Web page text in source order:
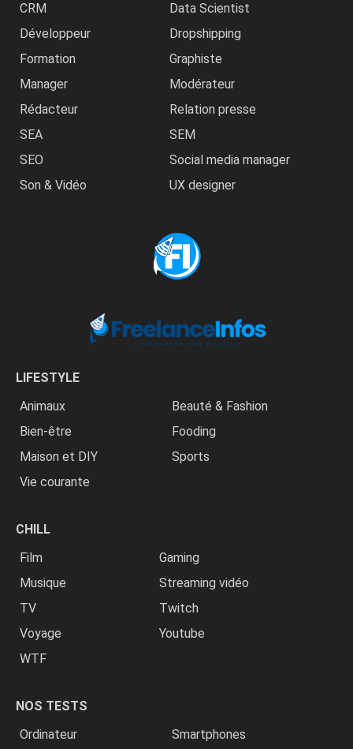
CRM
Data Scientist
Développeur
Dropshipping
Formation
Graphiste
Manager
Modérateur
Rédacteur
Relation presse
SEA
SEM
SEO
Social media manager
Son & Vidéo
UX designer
LIFESTYLE
Animaux
Beauté & Fashion
Bien-être
Fooding
Maison et DIY
Sports
Vie courante
CHILL
Film
Gaming
Musique
Streaming vidéo
TV
Twitch
Voyage
Youtube
WTF
NOS TESTS
Ordinateur
Smartphones